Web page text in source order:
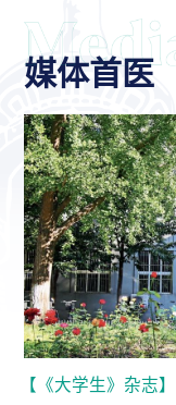
媒体首医
【新华社】